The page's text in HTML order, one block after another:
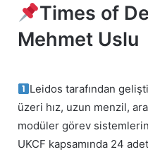
Times of
Mehmet Uslu
Leidos tarafından
üzeri hız, uzun menzil,
modüler görev
UKCF kapsamında 24